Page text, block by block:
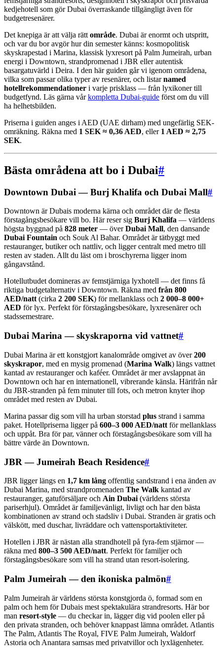
kedjehotell som gör Dubai överraskande tillgängligt även för
budgetresenärer.
Det knepiga är att välja rätt område. Dubai är enormt och utspritt,
och var du bor avgör hur din semester känns: kosmopolitisk
skyskrapestad i Marina, klassisk lyxresort på Palm Jumeirah, urban
energi i Downtown, strandpromenad i JBR eller autentisk
basargatuvärld i Deira. I den här guiden går vi igenom områdena,
vilka som passar olika typer av resenärer, och listarnamed
hotellrekommendationer i varje prisklass — från lyxikoner till
budgetfynd. Läs gärna vårkompletta Dubai-guide först om du vill
ha helhetsbilden.
Priserna i guiden anges i AED (UAE dirham) med ungefärlig SEK-
omräkning. Räkna med 1 SEK ≈ 0,36 AED, eller 1 AED ≈ 2,75
SEK.
Bästa områdena att bo i Dubai#
Downtown Dubai — Burj Khalifa och Dubai Mall#
Downtown är Dubais moderna kärna och området där de flesta
förstagångsbesökare vill bo. Här reser sig Burj Khalifa — världens
högsta byggnad på 828 meter — överDubai Mall, den dansande
Dubai Fountain och Souk Al Bahar. Området är tätbyggt med
restauranger, butiker och nattliv, och ligger centralt med metro till
resten av staden. Allt du läst om i broschyrerna ligger inom
gångavstånd.
Hotellutbudet domineras av femstjärniga lyxhotell — det finns få
riktiga budgetalternativ i Downtown. Räkna med från 800
AED/natt (cirka 2 200 SEK) för mellanklass och 2 000–8 000+
AED för lyx. Perfekt för förstagångsbesökare, lyxresenärer och
stadssemestrare.
Dubai Marina — skyskraporna vid vattnet#
Dubai Marina är ett konstgjort kanalområde omgivet av över200
skyskrapor, med en mysig promenad (Marina Walk) längs vattnet
kantad av restauranger och kaféer. Området är mer avslappnat än
Downtown och har en internationell, vibrerande känsla. Härifrån når
du JBR-stranden på fem minuter till fots, och metron knyter ihop
området med resten av Dubai.
Marina passar dig som vill ha urban storstad plus strand i samma
paket. Hotellpriserna ligger på 600–3 000 AED/natt för mellanklass
och uppåt. Bra för par, vänner och förstagångsbesökare som vill ha
bättre värde än Downtown.
JBR — Jumeirah Beach Residence#
JBR ligger längs en 1,7 km lång offentlig sandstrand i ena änden av
Dubai Marina, med strandpromenaden The Walk kantad av
restauranger, gatuförsäljare och Ain Dubai (världens största
pariserhjul). Området är familjevänligt, livligt och har den bästa
kombinationen av strand och stadsliv i Dubai. Stranden är gratis och
välskött, med duschar, livräddare och vattensportaktiviteter.
Hotellen i JBR är nästan alla strandhotell på fyra-fem stjärnor —
räkna med 800–3 500 AED/natt. Perfekt för familjer och
förstagångsbesökare som vill ha strand utan resort-isolering.
Palm Jumeirah — den ikoniska palmön#
Palm Jumeirah är världens största konstgjorda ö, formad som en
palm och hem för Dubais mest spektakulära strandresorts. Här bor
man resort-style — du checkar in, lägger dig vid poolen eller på
den privata stranden, och behöver knappast lämna området. Atlantis
The Palm, Atlantis The Royal, FIVE Palm Jumeirah, Waldorf
Astoria och Anantara samsas med privatvillor och lyxlägenheter.